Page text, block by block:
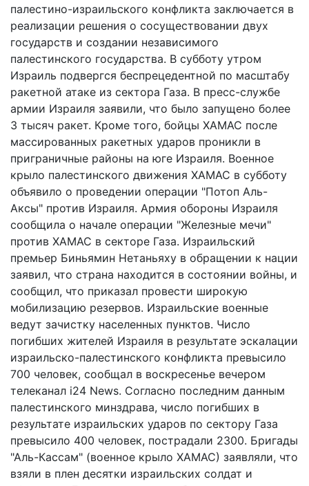
палестино-израильского конфликта заключается в
реализации решения о сосуществовании двух
государств и создании независимого
палестинского государства. В субботу утром
Израиль подвергся беспрецедентной по масштабу
ракетной атаке из сектора Газа. В пресс-службе
армии Израиля заявили, что было запущено более
3 тысяч ракет. Кроме того, бойцы ХАМАС после
массированных ракетных ударов проникли в
приграничные районы на юге Израиля. Военное
крыло палестинского движения ХАМАС в субботу
объявило о проведении операции "Потоп Аль-
Аксы" против Израиля. Армия обороны Израиля
сообщила о начале операции "Железные мечи"
против ХАМАС в секторе Газа. Израильский
премьер Биньямин Нетаньяху в обращении к нации
заявил, что страна находится в состоянии войны, и
сообщил, что приказал провести широкую
мобилизацию резервов. Израильские военные
ведут зачистку населенных пунктов. Число
погибших жителей Израиля в результате эскалации
израильско-палестинского конфликта превысило
700 человек, сообщал в воскресенье вечером
телеканал i24 News. Согласно последним данным
палестинского минздрава, число погибших в
результате израильских ударов по сектору Газа
превысило 400 человек, пострадали 2300. Бригады
"Аль-Кассам" (военное крыло ХАМАС) заявляли, что
взяли в плен десятки израильских солдат и